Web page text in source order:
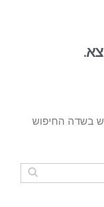
בשדה החיפוש